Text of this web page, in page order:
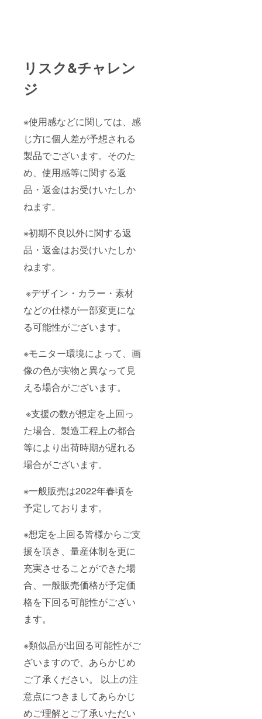
リスク&チャレン
ジ
※使用感などに関しては、感
じ方に個人差が予想される
製品でございます。そのた
め、使用感等に関する返
品・返金はお受けいたしか
ねます。
※初期不良以外に関する返
品・返金はお受けいたしか
ねます。
※デザイン・カラー・素材
などの仕様が一部変更にな
る可能性がございます。
※モニター環境によって、画
像の色が実物と異なって見
える場合がございます。
※支援の数が想定を上回っ
た場合、製造工程上の都合
等により出荷時期が遅れる
場合がございます。
※一般販売は2022年春頃を
予定しております。
※想定を上回る皆様からご支
援を頂き、量産体制を更に
充実させることができた場
合、一般販売価格が予定価
格を下回る可能性がござい
ます。
※類似品が出回る可能性がご
ざいますので、あらかじめ
ご了承ください。 以上の注
意点につきましてあらかじ
めご理解とご了承いただい